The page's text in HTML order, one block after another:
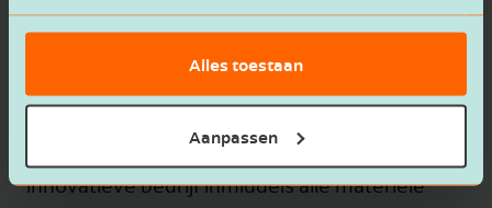
basis van het gebruik van hun services.
Alles toestaan
Aanpassen
Edens Plants: de kracht van een
Kansen grijpen, dromen waarmaken en met
onze klanten werken aan een mooie toekomst.
Dat is waar we voor staan. Maar wat betekent
dat nou in de praktijk? Edens Plants, een